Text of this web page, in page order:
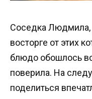
Соседка Людмила,
восторге от этих
блюдо обошлось
поверила. На
поделиться